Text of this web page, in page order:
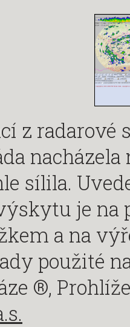
z radarové
sílila.
je na
a na
použité
®,